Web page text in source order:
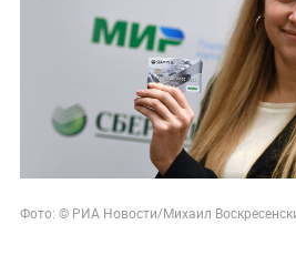
Фото: © РИА Новости/Михаил